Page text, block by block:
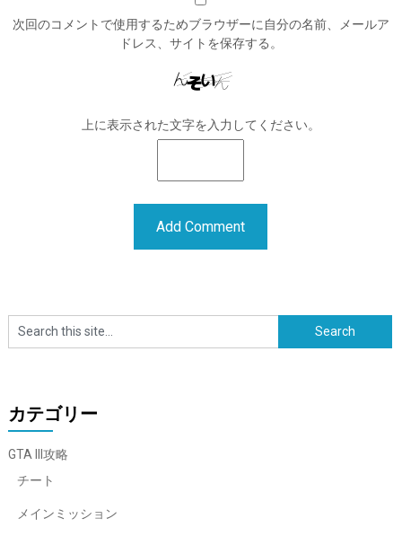
次回のコメントで使用するためブラウザーに自分の名前、メールア
ドレス、サイトを保存する。
上に表示された文字を入力してください。
カテゴリー
GTA III攻略
チート
メインミッション